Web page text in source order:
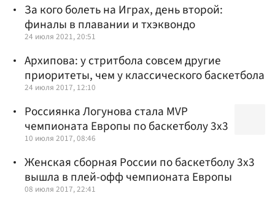
За кого болеть на Играх, день второй:
финалы в плавании и тхэквондо
24 июля 2021, 20:51
Архипова: у стритбола совсем другие
приоритеты, чем у классического баскетбола
24 июля 2017, 12:10
Россиянка Логунова стала MVP
чемпионата Европы по баскетболу 3х3
10 июля 2017, 08:46
Женская сборная России по баскетболу 3х3
вышла в плей-офф чемпионата Европы
08 июля 2017, 22:41